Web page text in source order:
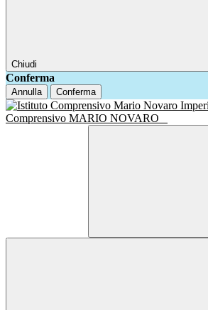
Chiudi
Conferma
Annulla Conferma
Comprensivo MARIO NOVARO